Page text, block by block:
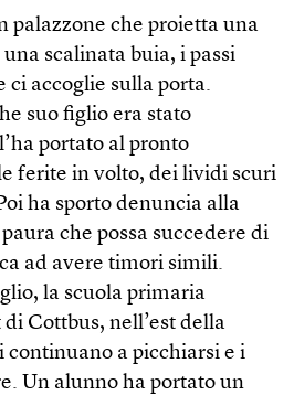
palazzone che proietta una
scalinata buia, i passi
ci accoglie sulla porta.
suo figlio era stato
portato al pronto
ferite in volto, dei lividi scuri
ha sporto denuncia alla
che possa succedere di
ad avere timori simili.
la scuola primaria
Cottbus, nell’est della
continuano a picchiarsi e i
Un alunno ha portato un